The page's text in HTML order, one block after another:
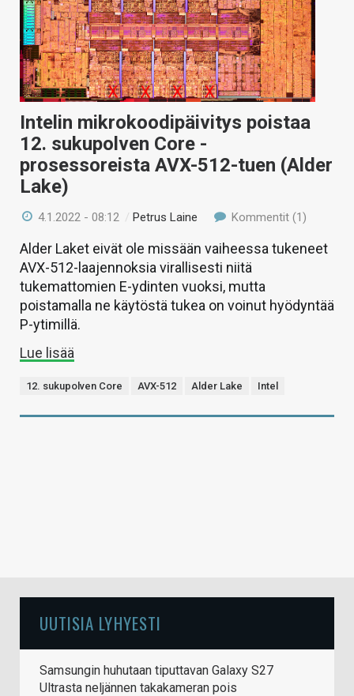
Intelin mikrokoodipäivitys poistaa
12. sukupolven Core -
prosessoreista AVX-512-tuen (Alder
Lake)
4.1.2022 - 08:12 /Petrus Laine Kommentit (1)
Alder Laket eivät ole missään vaiheessa tukeneet
AVX-512-laajennoksia virallisesti niitä
tukemattomien E-ydinten vuoksi, mutta
poistamalla ne käytöstä tukea on voinut hyödyntää
P-ytimillä.
Lue lisää
12. sukupolven Core AVX-512 Alder Lake Intel
UUTISIA LYHYESTI
Samsungin huhutaan tiputtavan Galaxy S27
Ultrasta neljännen takakameran pois